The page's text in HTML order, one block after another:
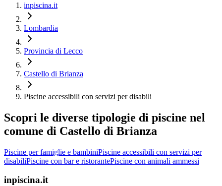
inpiscina.it
Lombardia
Provincia di Lecco
Castello di Brianza
Piscine accessibili con servizi per disabili
Scopri le diverse tipologie di piscine nel
comune di Castello di Brianza
Piscine per famiglie e bambiniPiscine accessibili con servizi per
disabiliPiscine con bar e ristorantePiscine con animali ammessi
inpiscina.it